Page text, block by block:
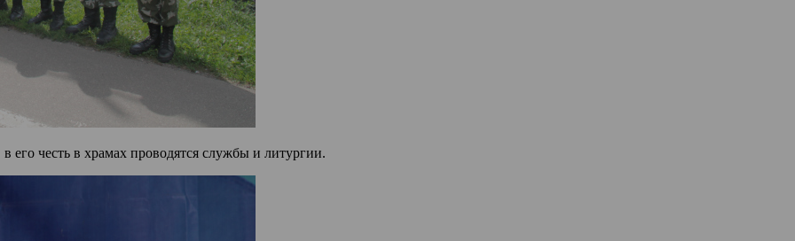
его честь в храмах проводятся службы и литургии.